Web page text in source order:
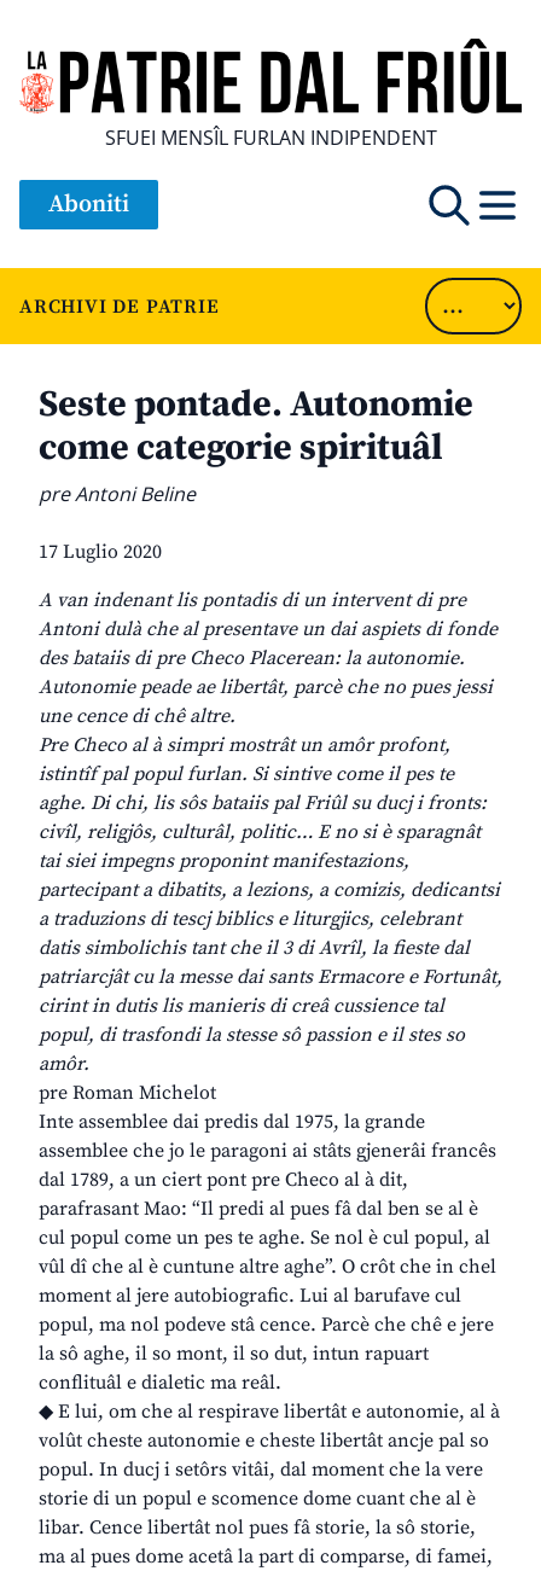
SFUEI MENSÎL FURLAN INDIPENDENT
Aboniti
ARCHIVI DE PATRIE
Seste pontade. Autonomie
come categorie spirituâl
pre Antoni Beline
17 Luglio 2020
A van indenant lis pontadis di un intervent di pre
Antoni dulà che al presentave un dai aspiets di fonde
des bataiis di pre Checo Placerean: la autonomie.
Autonomie peade ae libertât, parcè che no pues jessi
une cence di chê altre.
Pre Checo al à simpri mostrât un amôr profont,
istintîf pal popul furlan. Si sintive come il pes te
aghe. Di chi, lis sôs bataiis pal Friûl su ducj i fronts:
civîl, religjôs, culturâl, politic… E no si è sparagnât
tai siei impegns proponint manifestazions,
partecipant a dibatits, a lezions, a comizis, dedicantsi
a traduzions di tescj biblics e liturgjics, celebrant
datis simbolichis tant che il 3 di Avrîl, la fieste dal
patriarcjât cu la messe dai sants Ermacore e Fortunât,
cirint in dutis lis manieris di creâ cussience tal
popul, di trasfondi la stesse sô passion e il stes so
amôr.
pre Roman Michelot
Inte assemblee dai predis dal 1975, la grande
assemblee che jo le paragoni ai stâts gjenerâi francês
dal 1789, a un ciert pont pre Checo al à dit,
parafrasant Mao: “Il predi al pues fâ dal ben se al è
cul popul come un pes te aghe. Se nol è cul popul, al
vûl dî che al è cuntune altre aghe”. O crôt che in chel
moment al jere autobiografic. Lui al barufave cul
popul, ma nol podeve stâ cence. Parcè che chê e jere
la sô aghe, il so mont, il so dut, intun rapuart
conflituâl e dialetic ma reâl.
◆ E lui, om che al respirave libertât e autonomie, al à
volût cheste autonomie e cheste libertât ancje pal so
popul. In ducj i setôrs vitâi, dal moment che la vere
storie di un popul e scomence dome cuant che al è
libar. Cence libertât nol pues fâ storie, la sô storie,
ma al pues dome acetâ la part di comparse, di famei,